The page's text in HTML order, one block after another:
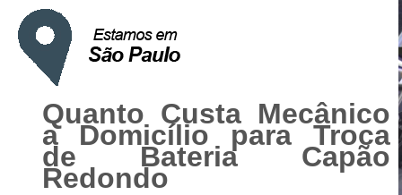
Quanto Custa Mecânico
a Domicílio para Troca
de Bateria Capão
Redondo